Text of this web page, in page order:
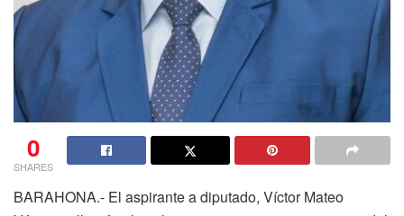
0
SHARES
BARAHONA.- El aspirante a diputado, Víctor Mateo